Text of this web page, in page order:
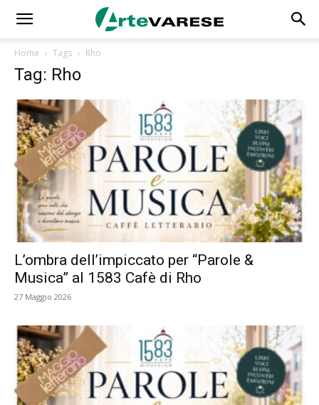
Home Tags Rho
Tag: Rho
L’ombra dell’impiccato per “Parole &
Musica” al 1583 Cafè di Rho
27 Maggio 2026